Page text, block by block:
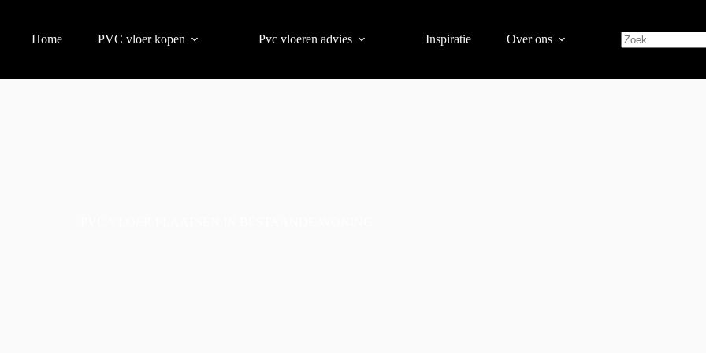
Home PVC vloer kopen Pvc vloeren advies Inspiratie Over ons